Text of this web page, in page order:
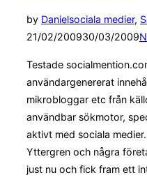
by Danielsociala medier,
21/02/200930/03/2009
Testade
användargenererat
mikrobloggar etc från
användbar sökmotor,
aktivt med sociala
Yttergren och några
just nu och fick fram ett